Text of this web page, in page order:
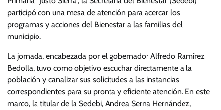
participó con una mesa de atención para acercar los
programas y acciones del Bienestar a las familias del
municipio.
La jornada, encabezada por el gobernador Alfredo Ramírez
Bedolla, tuvo como objetivo escuchar directamente a la
población y canalizar sus solicitudes a las instancias
correspondientes para su pronta y eficiente atención. En este
marco, la titular de la Sedebi, Andrea Serna Hernández,